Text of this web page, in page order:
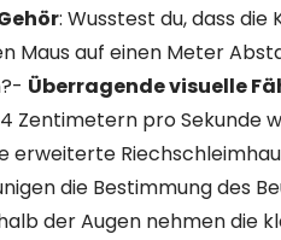
: Wusstest du, dass die
Maus auf einen Meter
Überragende visuelle
Zentimetern pro Sekunde
erweiterte
die Bestimmung des
der Augen nehmen die